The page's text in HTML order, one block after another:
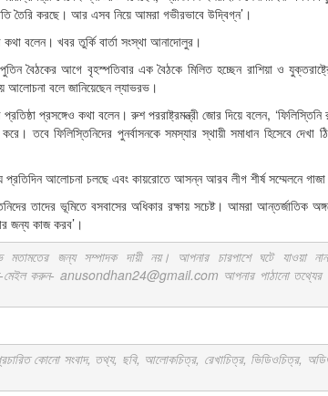
তৈরি করছে। আর এসব নিয়ে আমরা গভীরভাবে উদ্বিগ্ন’।
বলেন। খবর তুর্কি বার্তা সংস্থা আনাদোলুর।
বৈঠকের আগে বৃহস্পতিবার এক বৈঠকে মিলিত হচ্ছেন রাশিয়া ও
আলোচনা বলে জানিয়েছেন ল্যাভরভ।
প্রসঙ্গেও কথা বলেন। রুশ পররাষ্ট্রমন্ত্রী জোর দিয়ে বলেন,
তবে ফিলিস্তিনিদের পুনর্বাসনকে সমস্যার স্থায়ী সমাধান হিসেবে দেখা
প্রতিদিন আলোচনা চলছে এবং কায়রোতে আসন্ন আরব লীগ শীর্ষ সম্মেলনে
তাদের ভূমিতে বসবাসের অধিকার রক্ষায় সচেষ্ট। আমরা আন্তর্জাতিক
জন্য কাজ করব’।
জন্য সম্পাদক দায়ী নয়। আপনার চারপাশে ঘটে যাওয়া
করুন- anusondhan24@gmail.com আপনার পাঠানো তথ্যের
কোনো সংবাদ, তথ্য, ছবি, আলোকচিত্র, রেখাচিত্র, ভিডিওচিত্র, অডিও